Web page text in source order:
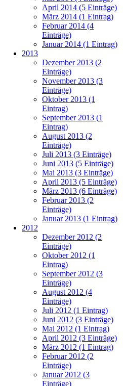
April 2014 (5 Einträge)
März 2014 (1 Eintrag)
Februar 2014 (4
Einträge)
Januar 2014 (1 Eintrag)
2013
Dezember 2013 (2
Einträge)
November 2013 (3
Einträge)
Oktober 2013 (1
Eintrag)
September 2013 (1
Eintrag)
August 2013 (2
Einträge)
Juli 2013 (3 Einträge)
Juni 2013 (5 Einträge)
Mai 2013 (3 Einträge)
April 2013 (5 Einträge)
März 2013 (6 Einträge)
Februar 2013 (2
Einträge)
Januar 2013 (1 Eintrag)
2012
Dezember 2012 (2
Einträge)
Oktober 2012 (1
Eintrag)
September 2012 (3
Einträge)
August 2012 (4
Einträge)
Juli 2012 (1 Eintrag)
Juni 2012 (3 Einträge)
Mai 2012 (1 Eintrag)
April 2012 (3 Einträge)
März 2012 (1 Eintrag)
Februar 2012 (2
Einträge)
Januar 2012 (3
Einträge)